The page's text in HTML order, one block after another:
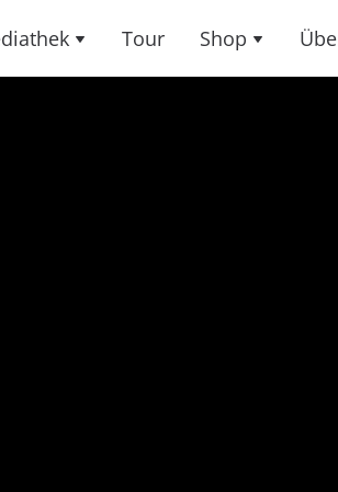
Tour Shop